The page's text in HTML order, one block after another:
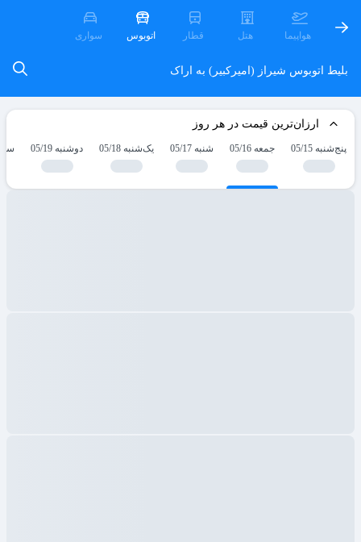
هواپیما هتل قطار اتوبوس سواری
بلیط اتوبوس شیراز (امیرکبیر) به اراک
ارزان‌ترین قیمت در هر روز
پنج‌شنبه 05/15 جمعه 05/16 شنبه 05/17 یک‌شنبه 05/18 دوشنبه 05/19